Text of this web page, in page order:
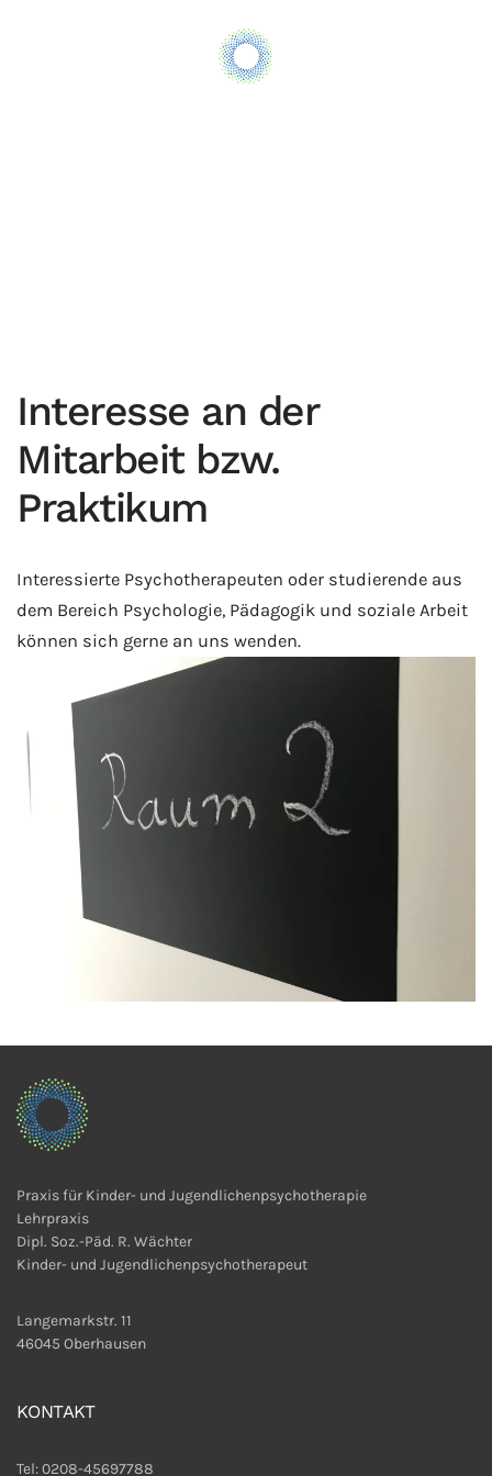
Skip to main content
Interesse an der
Mitarbeit bzw.
Praktikum
Interessierte Psychotherapeuten oder studierende aus
dem Bereich Psychologie, Pädagogik und soziale Arbeit
können sich gerne an uns wenden.
Praxis für Kinder- und Jugendlichenpsychotherapie
Lehrpraxis
Dipl. Soz.-Päd. R. Wächter
Kinder- und Jugendlichenpsychotherapeut
Langemarkstr. 11
46045 Oberhausen
KONTAKT
Tel: 0208-45697788